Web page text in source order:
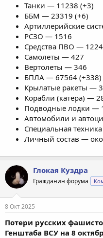
Танки — 11238 (+3)
ББМ — 23319 (+6)
Артиллерийские
РСЗО — 1516
Средства ПВО —
Самолеты — 427
Вертолеты — 346
БПЛА — 67564 (+338)
Крылатые ракеты —
Корабли (катера) —
Подводные лодки —
Автомобили и
Специальная
Личный состав —
Глокая Куздра
Гражданин форума
8 Окт 2025
Потери русских
Генштаба ВСУ на 8